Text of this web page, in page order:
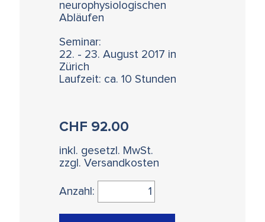
neurophysiologischen
Abläufen
Seminar:
22. - 23. August 2017 in
Zürich
Laufzeit: ca. 10 Stunden
CHF 92.00
inkl. gesetzl. MwSt.
zzgl. Versandkosten
Anzahl: